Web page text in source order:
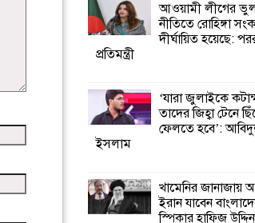
আওয়ামী লীগের
নীতিতে রোহিঙ্গা
দীর্ঘায়িত হয়েছে:
প্রতিমন্ত্রী
‘যারা জুলাইকে
তাদের জিহ্বা টেনে
ফেলতে হবে’:
ইসলাম
খামেনির জানাজায়
ইরান যাবেন
স্পিকার হাফিজ উদ্দিন